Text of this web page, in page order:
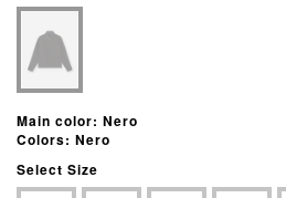
Main color: Nero
Colors: Nero
Select Size